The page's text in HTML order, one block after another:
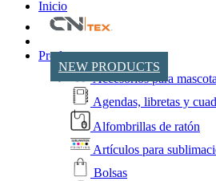
Inicio
NEW PRODUCTS
Productos
Accesorios para
Agendas, libretas y
Alfombrillas de ratón
Artículos para
Bolsas